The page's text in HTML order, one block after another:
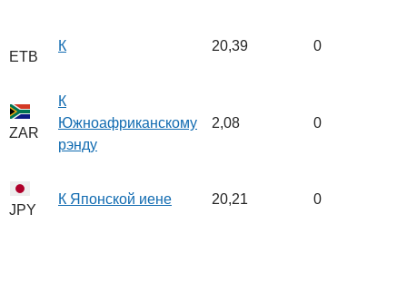
ETB
К 20,39 0
ZAR
К
Южноафриканскому
рэнду
2,08 0
JPY
К Японской иене 20,21 0